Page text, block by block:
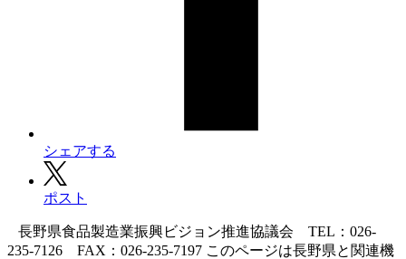
シェアする
ポスト
長野県食品製造業振興ビジョン推進協議会 TEL：026-
235-7126 FAX：026-235-7197 このページは長野県と関連機